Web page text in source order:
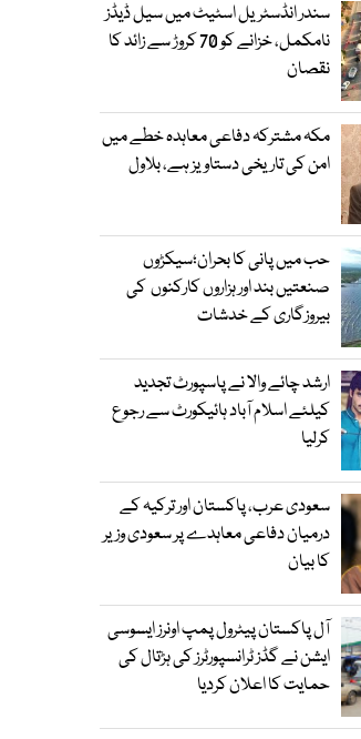
سندر انڈسٹریل اسٹیٹ میں سیل ڈیڈز
نامکمل، خزانے کو 70 کروڑ سے زائد کا
نقصان
مکہ مشترکہ دفاعی معاہدہ خطے میں
امن کی تاریخی دستاویز ہے، بلاول
حب میں پانی کا بحران؛سیکڑوں
صنعتیں بند اور ہزاروں کارکنوں کی
بیروزگاری کے خدشات
ارشد چائے والا نے پاسپورٹ تجدید
کیلئے اسلام آباد ہائیکورٹ سے رجوع
کرلیا
سعودی عرب، پاکستان اور ترکیہ کے
درمیان دفاعی معاہدے پر سعودی وزیر
کا بیان
آل پاکستان پیٹرول پمپ اونرز ایسوسی
ایشن نے گڈز ٹرانسپورٹرز کی ہڑتال کی
حمایت کا اعلان کردیا